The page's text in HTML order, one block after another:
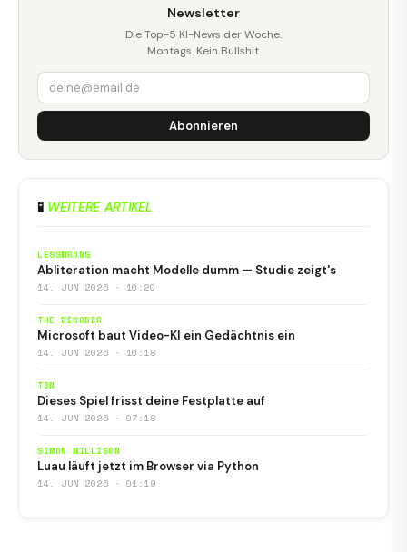
Newsletter
Die Top-5 KI-News der Woche.
Montags. Kein Bullshit.
Abonnieren
🧪 WEITERE ARTIKEL
LESSWRONG
Abliteration macht Modelle dumm — Studie zeigt's
14. JUN 2026 · 10:20
THE DECODER
Microsoft baut Video-KI ein Gedächtnis ein
14. JUN 2026 · 10:18
T3N
Dieses Spiel frisst deine Festplatte auf
14. JUN 2026 · 07:18
SIMON WILLISON
Luau läuft jetzt im Browser via Python
14. JUN 2026 · 01:19